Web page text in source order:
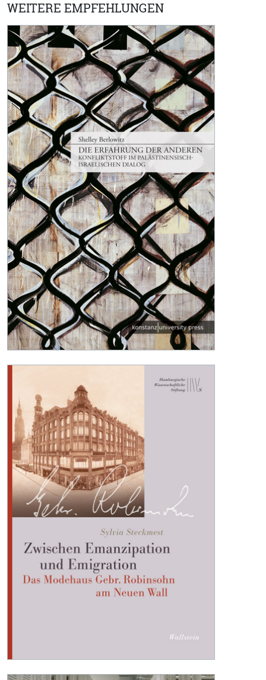
WEITERE EMPFEHLUNGEN